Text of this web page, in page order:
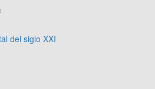
del siglo XXI